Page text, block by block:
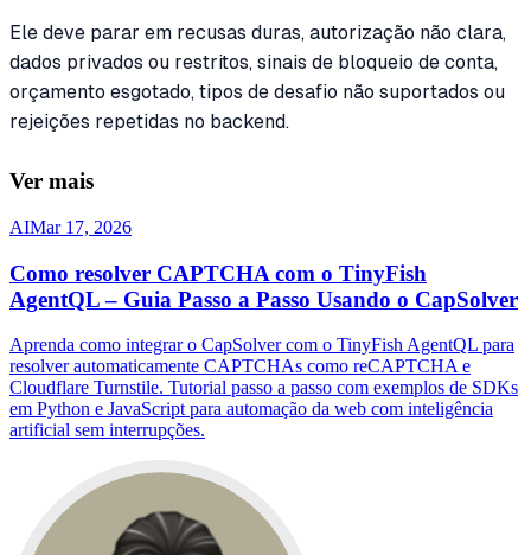
Ele deve parar em recusas duras, autorização não clara,
dados privados ou restritos, sinais de bloqueio de conta,
orçamento esgotado, tipos de desafio não suportados ou
rejeições repetidas no backend.
Ver mais
AIMar 17, 2026
Como resolver CAPTCHA com o TinyFish
AgentQL – Guia Passo a Passo Usando o CapSolver
Aprenda como integrar o CapSolver com o TinyFish AgentQL para
resolver automaticamente CAPTCHAs como reCAPTCHA e
Cloudflare Turnstile. Tutorial passo a passo com exemplos de SDKs
em Python e JavaScript para automação da web com inteligência
artificial sem interrupções.